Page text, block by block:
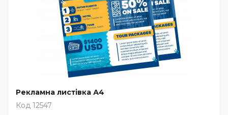
Рекламна листівка А4
Код 12547